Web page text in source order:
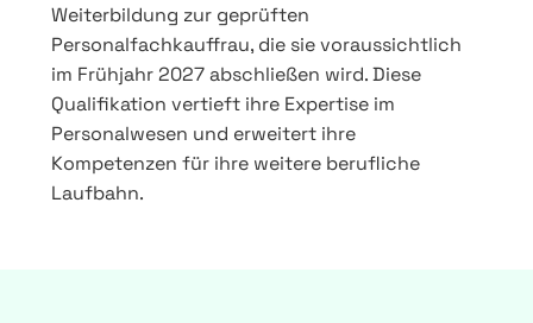
Weiterbildung zur geprüften
Personalfachkauffrau, die sie voraussichtlich
im Frühjahr 2027 abschließen wird. Diese
Qualifikation vertieft ihre Expertise im
Personalwesen und erweitert ihre
Kompetenzen für ihre weitere berufliche
Laufbahn.